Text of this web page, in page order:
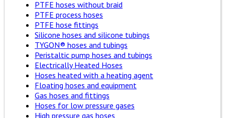
PTFE hoses without braid
PTFE process hoses
PTFE hose fittings
Silicone hoses and silicone tubings
TYGON® hoses and tubings
Peristaltic pump hoses and tubings
Electrically Heated Hoses
Hoses heated with a heating agent
Floating hoses and equipment
Gas hoses and fittings
Hoses for low pressure gases
High pressure gas hoses